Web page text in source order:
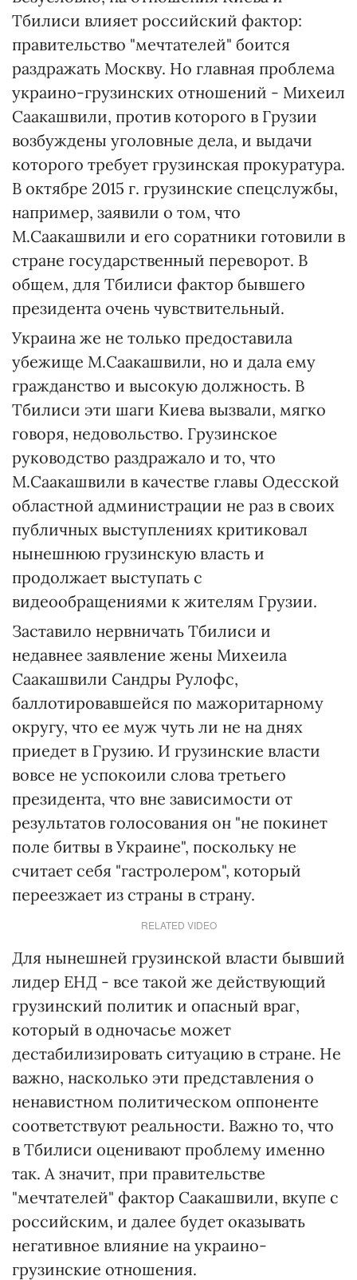
Тбилиси влияет российский фактор:
правительство "мечтателей" боится
раздражать Москву. Но главная проблема
украино-грузинских отношений - Михеил
Саакашвили, против которого в Грузии
возбуждены уголовные дела, и выдачи
которого требует грузинская прокуратура.
В октябре 2015 г. грузинские спецслужбы,
например, заявили о том, что
М.Саакашвили и его соратники готовили в
стране государственный переворот. В
общем, для Тбилиси фактор бывшего
президента очень чувствительный.
Украина же не только предоставила
убежище М.Саакашвили, но и дала ему
гражданство и высокую должность. В
Тбилиси эти шаги Киева вызвали, мягко
говоря, недовольство. Грузинское
руководство раздражало и то, что
М.Саакашвили в качестве главы Одесской
областной администрации не раз в своих
публичных выступлениях критиковал
нынешнюю грузинскую власть и
продолжает выступать с
видеообращениями к жителям Грузии.
Заставило нервничать Тбилиси и
недавнее заявление жены Михеила
Саакашвили Сандры Рулофс,
баллотировавшейся по мажоритарному
округу, что ее муж чуть ли не на днях
приедет в Грузию. И грузинские власти
вовсе не успокоили слова третьего
президента, что вне зависимости от
результатов голосования он "не покинет
поле битвы в Украине", поскольку не
считает себя "гастролером", который
переезжает из страны в страну.
RELATED VIDEO
Для нынешней грузинской власти бывший
лидер ЕНД - все такой же действующий
грузинский политик и опасный враг,
который в одночасье может
дестабилизировать ситуацию в стране. Не
важно, насколько эти представления о
ненавистном политическом оппоненте
соответствуют реальности. Важно то, что
в Тбилиси оценивают проблему именно
так. А значит, при правительстве
"мечтателей" фактор Саакашвили, вкупе с
российским, и далее будет оказывать
негативное влияние на украино-
грузинские отношения.